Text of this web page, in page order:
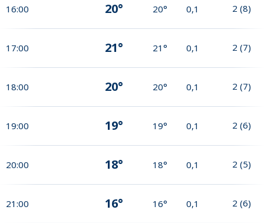
16:00 20° 20° 0,1 2 (8)
17:00 21° 21° 0,1 2 (7)
18:00 20° 20° 0,1 2 (7)
19:00 19° 19° 0,1 2 (6)
20:00 18° 18° 0,1 2 (5)
21:00 16° 16° 0,1 2 (6)